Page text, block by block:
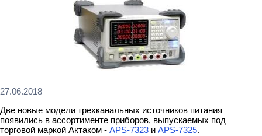
27.06.2018
Две новые модели трехканальных источников питания
появились в ассортименте приборов, выпускаемых под
торговой маркой Актаком - APS-7323 и APS-7325.